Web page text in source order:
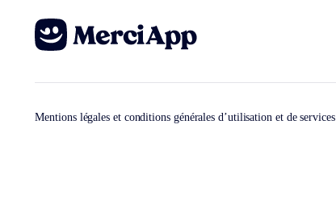
Mentions légales et conditions générales d’utilisation et de services